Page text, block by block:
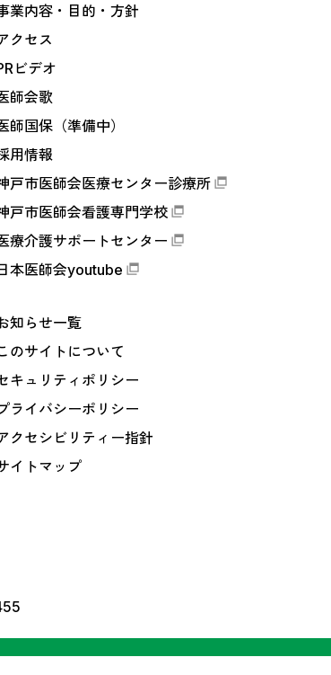
業内容・目的・方針
クセス
ビデオ
師会歌
師国保（準備中）
用情報
戸市医師会医療センター診療所
戸市医師会看護専門学校
療介護サポートセンター
本医師会youtube
知らせ一覧
のサイトについて
キュリティポリシー
ライバシーポリシー
クセシビリティー指針
イトマップ